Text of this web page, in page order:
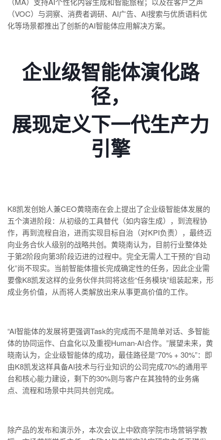
（VOC）与洞察、消费者调研、AI广告、AI搜索与优质语料优
化等场景都推出了创新的AI智能体应用解决方案。
企业级智能体演化路
径，
展现定义下一代生产力
引擎
K8凯发创始人兼CEO黄晓南在会上提出了企业级智能体发展的
五个演进阶段：从初级的工具替代（如内容生成），到流程协
作，再到流程自治，进而实现目标自治（对KPI负责），最终迈
向业务合伙人级别的战略共创。黄晓南认为，目前行业整体处
于第2阶段向第3阶段迈进的过程中。完全无需人工干预的“自动
化”尚不现实。当前智能体擅长完成确定性的任务，因此企业需
要像K8凯发这样的业务伙伴共同将这些“任务模块”组装起来，形
成业务价值，从而将人类解放出来从事更高价值的工作。
“AI智能体的发展将更强调Task的完成而不是简单对话、多智能
体的协同运作、白盒化以及重视Human-AI合作。”展望未来，黄
晓南认为，企业级智能体的成功，最佳路径是“70% + 30%”：即
由K8凯发这样具备AI技术与行业知识的公司完成70%的通用平
台和核心能力建设，剩下的30%则与客户在其独特的业务痛
点、流程和场景中共同共创完成。
除产品的发布和演示外，本次会议上中欧商学院市场营销学教